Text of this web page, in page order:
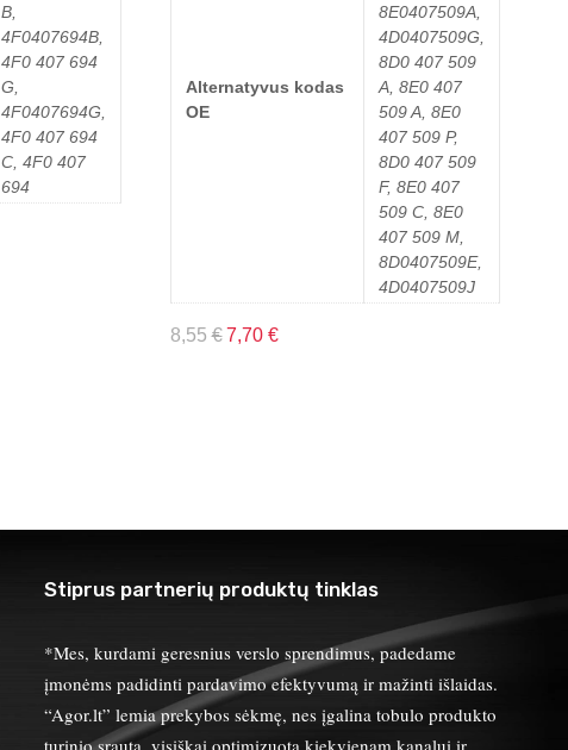
B,
4F0407694B,
4F0 407 694
G,
4F0407694G,
4F0 407 694
C, 4F0 407
694
Alternatyvus kodas
OE
8E0407509A,
4D0407509G,
8D0 407 509
A, 8E0 407
509 A, 8E0
407 509 P,
8D0 407 509
F, 8E0 407
509 C, 8E0
407 509 M,
8D0407509E,
4D0407509J
8,55€ 7,70 €
Stiprus partnerių produktų tinklas
*Mes, kurdami geresnius verslo sprendimus, padedame
įmonėms padidinti pardavimo efektyvumą ir mažinti išlaidas.
“Agor.lt” lemia prekybos sėkmę, nes įgalina tobulo produkto
turinio srautą, visiškai optimizuotą kiekvienam kanalui ir